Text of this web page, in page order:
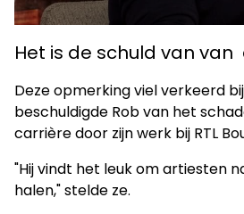
Het is de schuld van
Deze opmerking viel verkeerd
beschuldigde Rob van het
carrière door zijn werk bij RTL
"Hij vindt het leuk om artiesten
halen," stelde ze.